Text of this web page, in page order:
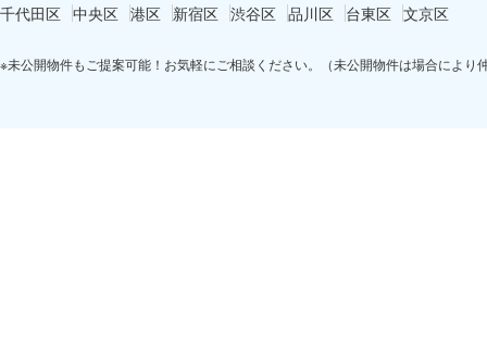
千代田区 中央区 港区 新宿区 渋谷区 品川区 台東区 文京区
※未公開物件もご提案可能！お気軽にご相談ください。（未公開物件は場合により